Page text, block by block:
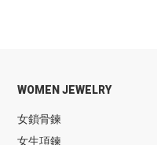
WOMEN JEWELRY
女鎖骨鍊
女生項鍊